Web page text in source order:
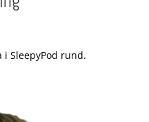
SleepyPod rund.